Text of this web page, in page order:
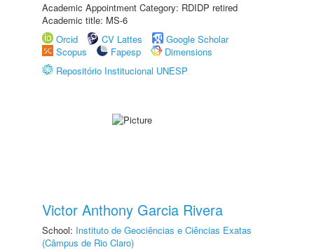
Academic Appointment Category: RDIDP retired
Academic title: MS-6
Orcid
CV Lattes
Google Scholar
Scopus
Fapesp
Dimensions
Repositório Institucional UNESP
Victor Anthony Garcia Rivera
School: Instituto de Geociências e Ciências Exatas
(Câmpus de Rio Claro)